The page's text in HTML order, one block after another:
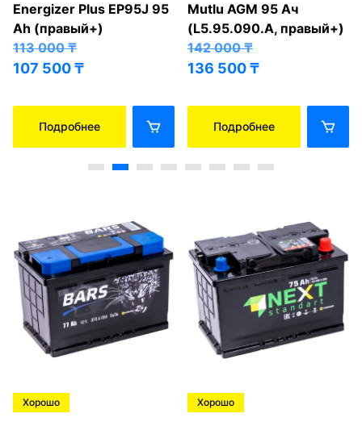
Energizer Plus EP95J 95
Ah (правый+)
113 000₸
107 500₸
Подробнее
Mutlu AGM 95 Ач
(L5.95.090.A, правый+)
142 000₸
136 500₸
Подробнее
Хорошо Хорошо